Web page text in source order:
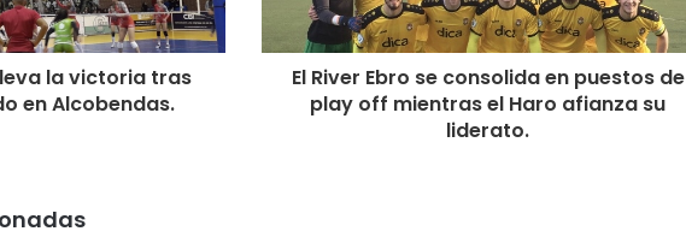
la victoria tras
en Alcobendas.
El River Ebro se consolida en puestos de
play off mientras el Haro afianza su
liderato.